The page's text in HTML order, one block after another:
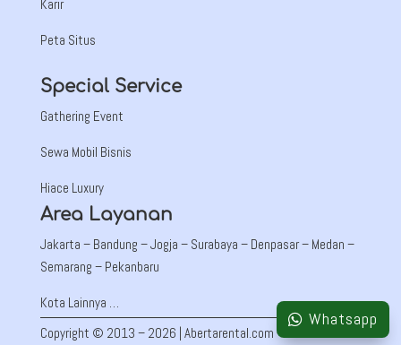
Karir
Peta Situs
Special Service
Gathering Event
Sewa Mobil Bisnis
Hiace Luxury
Area Layanan
Jakarta – Bandung – Jogja – Surabaya – Denpasar – Medan –
Semarang – Pekanbaru
Kota Lainnya …
Copyright © 2013 – 2026 | Abertarental.com – PT Auto Mobil
Whatsapp